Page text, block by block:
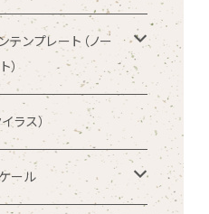
ト定規
レート定規
ンプレート定規
ンプレート定規
ンプレート（ノー
）
テンプレート（カード
ム（定規型）
ラス）
ール